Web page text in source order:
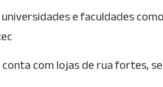
universidades e faculdades
conta com lojas de rua fortes,